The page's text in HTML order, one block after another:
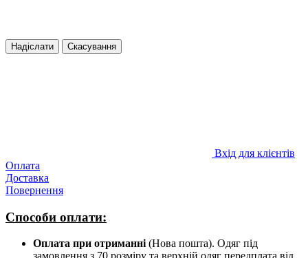
Надіслати Скасування
Вхід для клієнтів
Оплата
Доставка
Повернення
Способи оплати:
Оплата при отриманні (Нова пошта). Одяг під